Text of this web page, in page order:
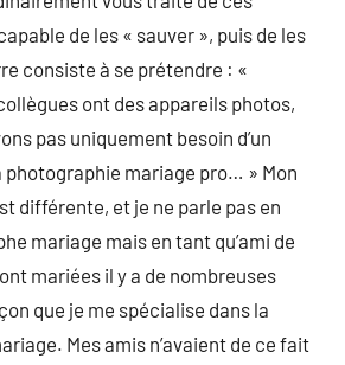
de les « sauver », puis de les
consiste à se prétendre : «
ont des appareils photos,
pas uniquement besoin d’un
photographie mariage pro… » Mon
différente, et je ne parle pas en
mariage mais en tant qu’ami de
mariées il y a de nombreuses
que je me spécialise dans la
Mes amis n’avaient de ce fait